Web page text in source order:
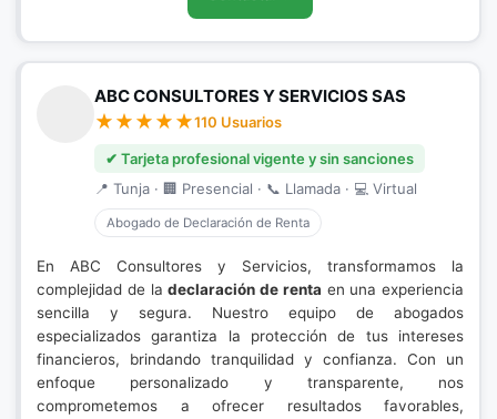
ABC CONSULTORES Y SERVICIOS SAS
110 Usuarios
✔ Tarjeta profesional vigente y sin sanciones
📍 Tunja · 🏢 Presencial · 📞 Llamada · 💻 Virtual
Abogado de Declaración de Renta
En ABC Consultores y Servicios, transformamos la
complejidad de ladeclaración de renta en una experiencia
sencilla y segura. Nuestro equipo de abogados
especializados garantiza la protección de tus intereses
financieros, brindando tranquilidad y confianza. Con un
enfoque personalizado y transparente, nos
comprometemos a ofrecer resultados favorables,